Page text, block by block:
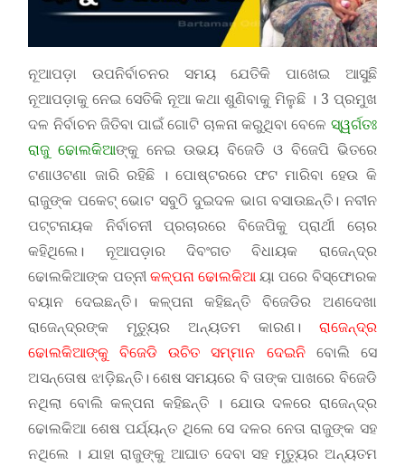
ନୂଆପଡ଼ା ଉପନିର୍ବାଚନର ସମୟ ଯେତିକି ପାଖେଇ ଆସୁଛି
ନୂଆପଡ଼ାକୁ ନେଇ ସେତିକି ନୂଆ କଥା ଶୁଣିବାକୁ ମିଳୁଛି । 3 ପ୍ରମୁଖ
ଦଳ ନିର୍ବାଚନ ଜିତିବା ପାଇଁ ଗୋଟି ଚାଳନା କରୁଥିବା ବେଳେ ସ୍ୱର୍ଗତଃ
ରାଜୁ ଢୋଲକିଆଙ୍କୁ ନେଇ ଉଭୟ ବିଜେଡି ଓ ବିଜେପି ଭିତରେ
ଟଣାଓଟଣା ଜାରି ରହିଛି । ପୋଷ୍ଟରରେ ଫଟ ମାରିବା ହେଉ କି
ରାଜୁଙ୍କ ପକେଟ୍ ଭୋଟ ସବୁଠି ଦୁଇଦଳ ଭାଗ ବସାଉଛନ୍ତି। ନବୀନ
ପଟ୍ଟନାୟକ ନିର୍ବାଚନୀ ପ୍ରଚାରରେ ବିଜେପିକୁ ପ୍ରାର୍ଥୀ ଚୋର
କହିଥିଲେ। ନୂଆପଡ଼ାର ଦିବଂଗତ ବିଧାୟକ ରାଜେନ୍ଦ୍ର
ଢୋଲକିଆଙ୍କ ପତ୍ନୀ କଳ୍ପନା ଢୋଲକିଆ ୟା ପରେ ବିସ୍ଫୋରକ
ବୟାନ ଦେଇଛନ୍ତି। କଳ୍ପନା କହିଛନ୍ତି ବିଜେଡିର ଅଣଦେଖା
ରାଜେନ୍ଦ୍ରଙ୍କ ମୃତ୍ୟୁର ଅନ୍ୟତମ କାରଣ। ରାଜେନ୍ଦ୍ର
ଢୋଲକିଆଙ୍କୁ ବିଜେଡି ଉଚିତ ସମ୍ମାନ ଦେଇନି ବୋଲି ସେ
ଅସନ୍ତୋଷ ଝାଡ଼ିଛନ୍ତି। ଶେଷ ସମୟରେ ବି ତାଙ୍କ ପାଖରେ ବିଜେଡି
ନଥିଲା ବୋଲି କଳ୍ପନା କହିଛନ୍ତି । ଯୋଉ ଦଳରେ ରାଜେନ୍ଦ୍ର
ଢୋଲକିଆ ଶେଷ ପର୍ଯ୍ୟନ୍ତ ଥିଲେ ସେ ଦଳର ନେତା ରାଜୁଙ୍କ ସହ
ନଥିଲେ । ଯାହା ରାଜୁଙ୍କୁ ଆଘାତ ଦେବା ସହ ମୃତ୍ୟୁର ଅନ୍ୟତମ